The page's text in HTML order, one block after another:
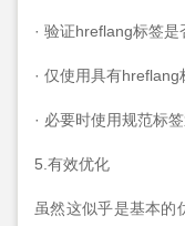
· 验证hreflang标签
· 仅使用具有
· 必要时使用规范标
5.有效优化
虽然这似乎是基本的